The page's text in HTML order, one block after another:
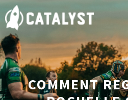
Aller
au
contenu
COMMENT